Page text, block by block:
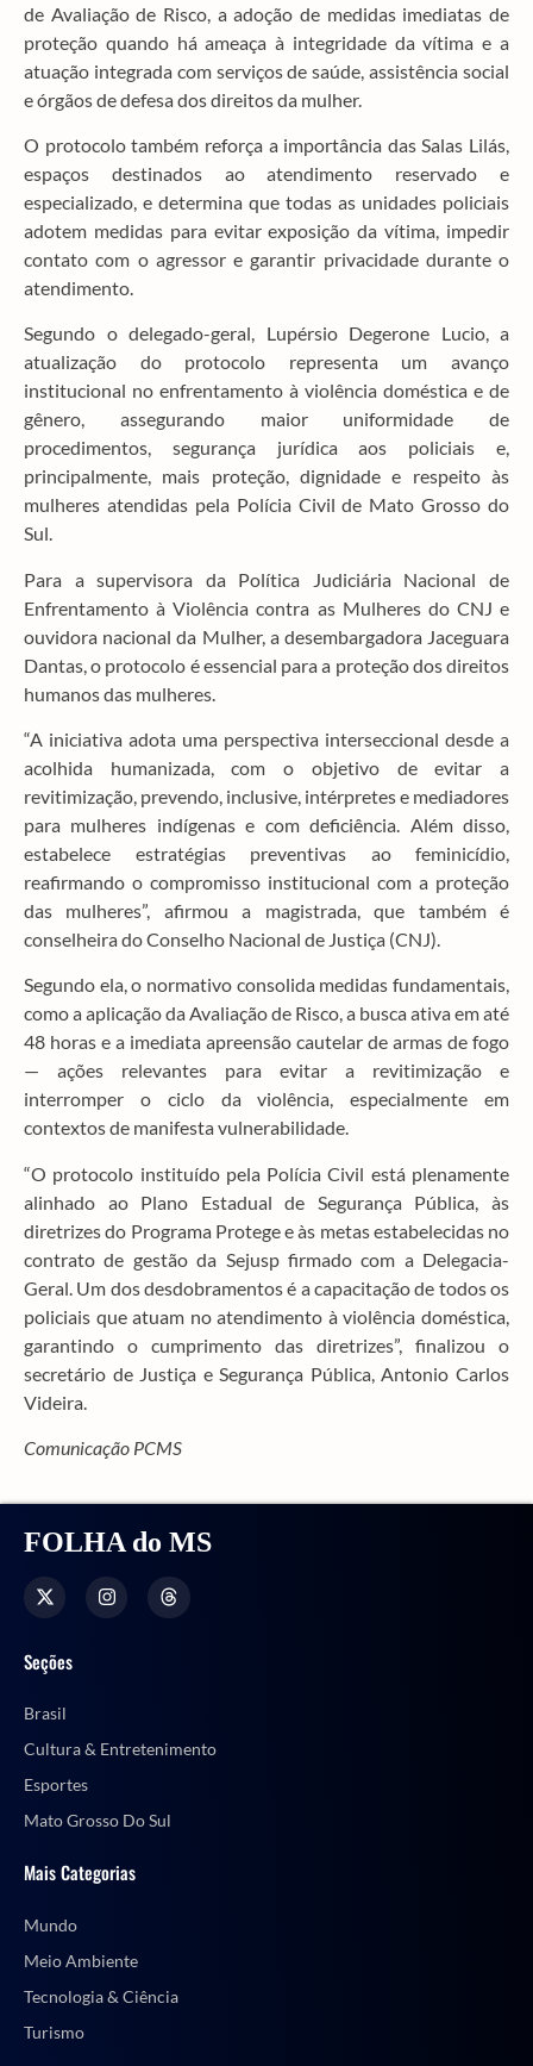
de Avaliação de Risco, a adoção de medidas imediatas de
proteção quando há ameaça à integridade da vítima e a
atuação integrada com serviços de saúde, assistência social
e órgãos de defesa dos direitos da mulher.
O protocolo também reforça a importância das Salas Lilás,
espaços destinados ao atendimento reservado e
especializado, e determina que todas as unidades policiais
adotem medidas para evitar exposição da vítima, impedir
contato com o agressor e garantir privacidade durante o
atendimento.
Segundo o delegado-geral, Lupérsio Degerone Lucio, a
atualização do protocolo representa um avanço
institucional no enfrentamento à violência doméstica e de
gênero, assegurando maior uniformidade de
procedimentos, segurança jurídica aos policiais e,
principalmente, mais proteção, dignidade e respeito às
mulheres atendidas pela Polícia Civil de Mato Grosso do
Sul.
Para a supervisora da Política Judiciária Nacional de
Enfrentamento à Violência contra as Mulheres do CNJ e
ouvidora nacional da Mulher, a desembargadora Jaceguara
Dantas, o protocolo é essencial para a proteção dos direitos
humanos das mulheres.
“A iniciativa adota uma perspectiva interseccional desde a
acolhida humanizada, com o objetivo de evitar a
revitimização, prevendo, inclusive, intérpretes e mediadores
para mulheres indígenas e com deficiência. Além disso,
estabelece estratégias preventivas ao feminicídio,
reafirmando o compromisso institucional com a proteção
das mulheres”, afirmou a magistrada, que também é
conselheira do Conselho Nacional de Justiça (CNJ).
Segundo ela, o normativo consolida medidas fundamentais,
como a aplicação da Avaliação de Risco, a busca ativa em até
48 horas e a imediata apreensão cautelar de armas de fogo
— ações relevantes para evitar a revitimização e
interromper o ciclo da violência, especialmente em
contextos de manifesta vulnerabilidade.
“O protocolo instituído pela Polícia Civil está plenamente
alinhado ao Plano Estadual de Segurança Pública, às
diretrizes do Programa Protege e às metas estabelecidas no
contrato de gestão da Sejusp firmado com a Delegacia-
Geral. Um dos desdobramentos é a capacitação de todos os
policiais que atuam no atendimento à violência doméstica,
garantindo o cumprimento das diretrizes”, finalizou o
secretário de Justiça e Segurança Pública, Antonio Carlos
Videira.
Comunicação PCMS
FOLHA do MS
Seções
Brasil
Cultura & Entretenimento
Esportes
Mato Grosso Do Sul
Mais Categorias
Mundo
Meio Ambiente
Tecnologia & Ciência
Turismo